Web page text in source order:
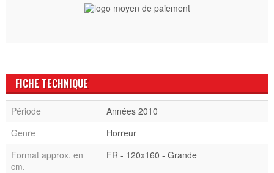
FICHE TECHNIQUE
Période
Années 2010
Genre
Horreur
Format approx. en
cm.
FR - 120x160 - Grande